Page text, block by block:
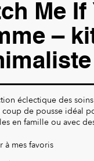
Me If
–
éclectique des
coup de pousse idéal
en famille ou avec
à mes favoris